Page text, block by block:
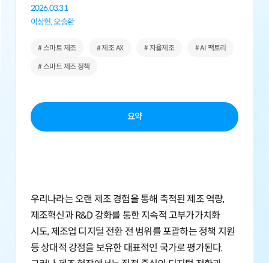
2026.03.31
이상현,오승환
# 스마트 제조 # 제조 AX # 자율제조 # AI 팩토리
# 스마트 제조 정책
요약
우리나라는 오랜 제조 경험을 통해 축적된 제조 역량,
제조혁신과 R&D 강화를 통한 지속적 고부가가치화
시도, 제조업 디지털 전환 전 범위를 포괄하는 정책 지원
등 상대적 강점을 보유한 대표적인 국가로 평가된다.